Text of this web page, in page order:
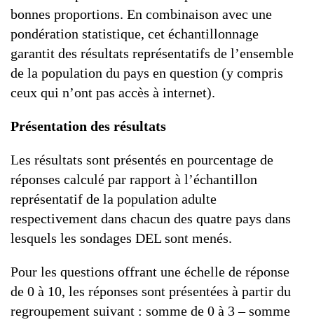
bonnes proportions. En combinaison avec une
pondération statistique, cet échantillonnage
garantit des résultats représentatifs de l’ensemble
de la population du pays en question (y compris
ceux qui n’ont pas accès à internet).
Présentation des résultats
Les résultats sont présentés en pourcentage de
réponses calculé par rapport à l’échantillon
représentatif de la population adulte
respectivement dans chacun des quatre pays dans
lesquels les sondages DEL sont menés.
Pour les questions offrant une échelle de réponse
de 0 à 10, les réponses sont présentées à partir du
regroupement suivant : somme de 0 à 3 – somme